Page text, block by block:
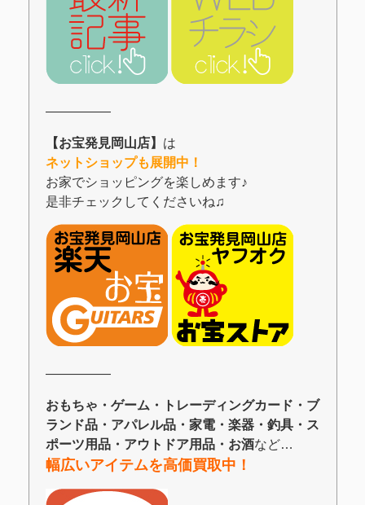
―――――
【お宝発見岡山店】 は
ネットショップも展開中！
お家でショッピングを楽しめます♪
是非チェックしてくださいね♫
―――――
おもちゃ・ゲーム・トレーディングカード・ブ
ランド品・アパレル品・家電・楽器・釣具・ス
ポーツ用品・アウトドア用品・お酒など…
幅広いアイテムを高価買取中！